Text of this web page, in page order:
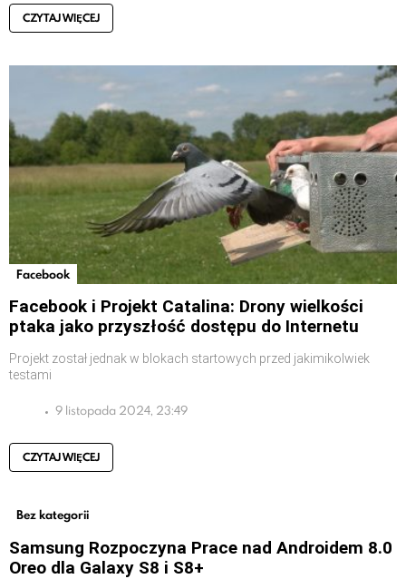
CZYTAJ WIĘCEJ
Facebook
Facebook i Projekt Catalina: Drony wielkości
ptaka jako przyszłość dostępu do Internetu
Projekt został jednak w blokach startowych przed jakimikolwiek
testami
9 listopada 2024, 23:49
CZYTAJ WIĘCEJ
Bez kategorii
Samsung Rozpoczyna Prace nad Androidem 8.0
Oreo dla Galaxy S8 i S8+